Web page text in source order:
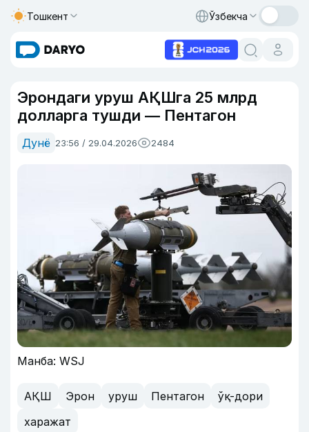
Тошкент Ўзбекча
Эрондаги уруш АҚШга 25 млрд
долларга тушди — Пентагон
Дунё 23:56 / 29.04.2026 2484
Манба: WSJ
АҚШ Эрон уруш Пентагон
ўқ-дори
харажат